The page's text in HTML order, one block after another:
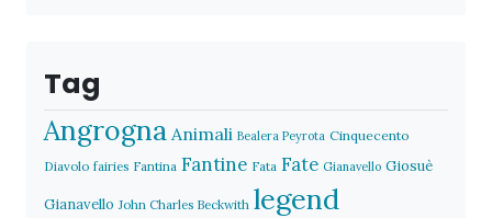
Tag
Angrogna Animali Bealera Peyrota Cinquecento
Diavolo fairies Fantina Fantine Fata Fate Gianavello Giosuè
Gianavello John Charles Beckwith legend